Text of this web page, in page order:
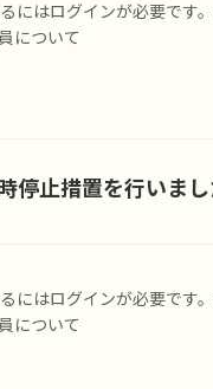
にはログインが必要です
について
停止措置を行いま
にはログインが必要です
について